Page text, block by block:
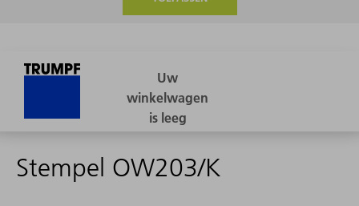
Stempel OW203/K